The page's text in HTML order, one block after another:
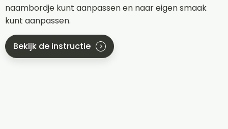
naambordje kunt aanpassen en naar eigen smaak
kunt aanpassen.
Bekijk de instructie